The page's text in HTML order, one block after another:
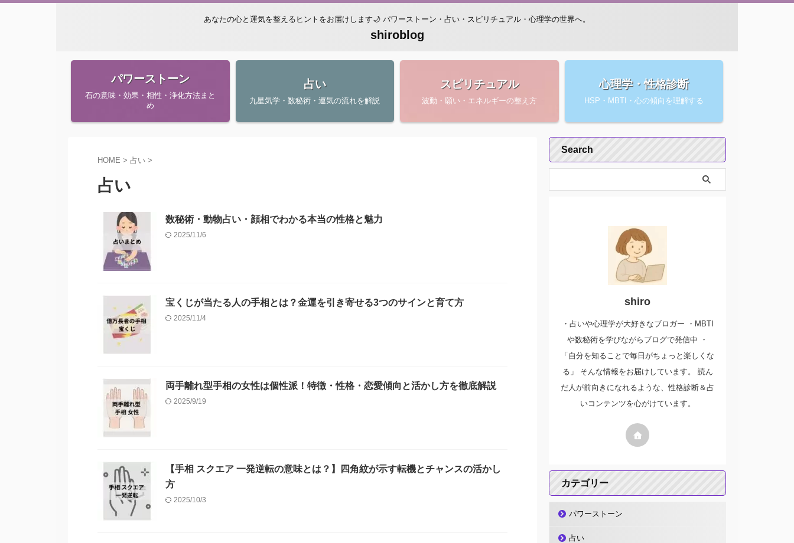
あなたの心と運気を整えるヒントをお届けします🌙 パワーストーン・占い・スピリチュアル・心理学の世界へ。
shiroblog
パワーストーン
石の意味・効果・相性・浄化方法まと
め
占い
九星気学・数秘術・運気の流れを解説
スピリチュアル
波動・願い・エネルギーの整え方
心理学・性格診断
HSP・MBTI・心の傾向を理解する
HOME > 占い >
占い
数秘術・動物占い・顔相でわかる本当の性格と魅力
2025/11/6
宝くじが当たる人の手相とは？金運を引き寄せる3つのサインと育て方
2025/11/4
両手離れ型手相の女性は個性派！特徴・性格・恋愛傾向と活かし方を徹底解説
2025/9/19
【手相 スクエア 一発逆転の意味とは？】四角紋が示す転機とチャンスの活かし
方
2025/10/3
Search
shiro
・占いや心理学が大好きなブロガー ・MBTI
や数秘術を学びながらブログで発信中 ・
「自分を知ることで毎日がちょっと楽しくな
る」 そんな情報をお届けしています。 読ん
だ人が前向きになれるような、性格診断＆占
いコンテンツを心がけています。
カテゴリー
パワーストーン
占い